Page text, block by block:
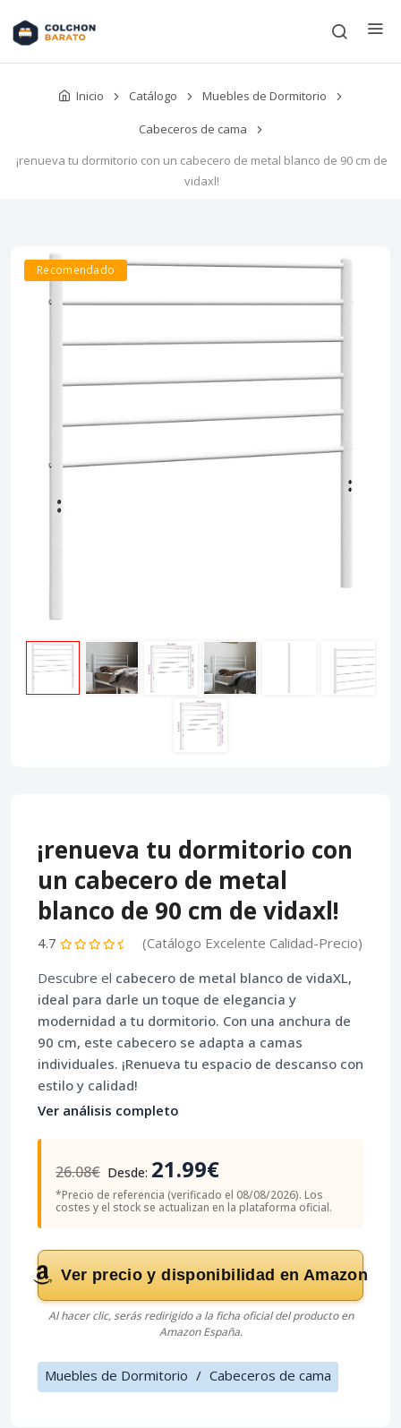
Inicio Catálogo Muebles de Dormitorio
Cabeceros de cama
¡renueva tu dormitorio con un cabecero de metal blanco de 90 cm de
vidaxl!
Recomendado
¡renueva tu dormitorio con
un cabecero de metal
blanco de 90 cm de vidaxl!
4.7
(Catálogo Excelente Calidad-Precio)
Descubre el cabecero de metal blanco de vidaXL,
ideal para darle un toque de elegancia y
modernidad a tu dormitorio. Con una anchura de
90 cm, este cabecero se adapta a camas
individuales. ¡Renueva tu espacio de descanso con
estilo y calidad!
Ver análisis completo
26.08€ Desde: 21.99€
*Precio de referencia (verificado el 08/08/2026). Los
costes y el stock se actualizan en la plataforma oficial.
Ver precio y disponibilidad en Amazon
Al hacer clic, serás redirigido a la ficha oficial del producto en
Amazon España.
Muebles de Dormitorio / Cabeceros de cama